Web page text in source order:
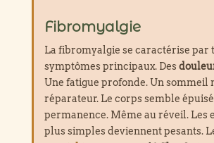
Fibromyalgie
La fibromyalgie se caractérise par
symptômes principaux. Des
Une fatigue profonde. Un sommeil
réparateur. Le corps semble
permanence. Même au réveil. Les
plus simples deviennent pesants.